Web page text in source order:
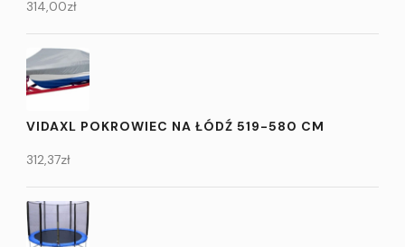
314,00zł
VIDAXL POKROWIEC NA ŁÓDŹ 519-580 CM
312,37zł